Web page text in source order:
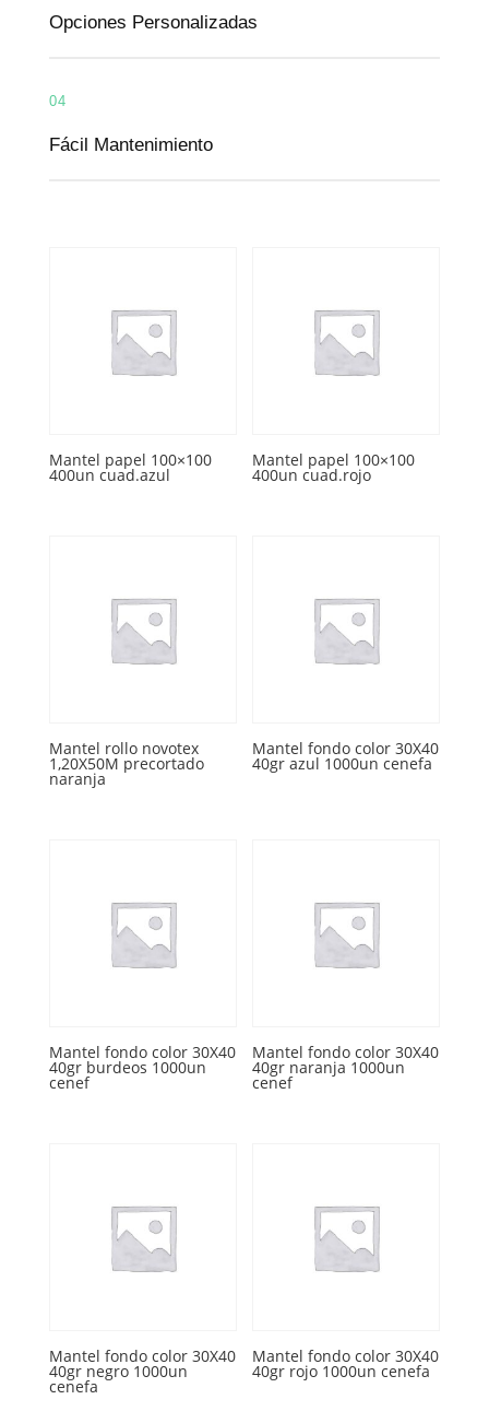
Opciones Personalizadas
04
Fácil Mantenimiento
Mantel papel 100×100
400un cuad.azul
Mantel papel 100×100
400un cuad.rojo
Mantel rollo novotex
1,20X50M precortado
naranja
Mantel fondo color 30X40
40gr azul 1000un cenefa
Mantel fondo color 30X40
40gr burdeos 1000un
cenef
Mantel fondo color 30X40
40gr naranja 1000un
cenef
Mantel fondo color 30X40
40gr negro 1000un
cenefa
Mantel fondo color 30X40
40gr rojo 1000un cenefa